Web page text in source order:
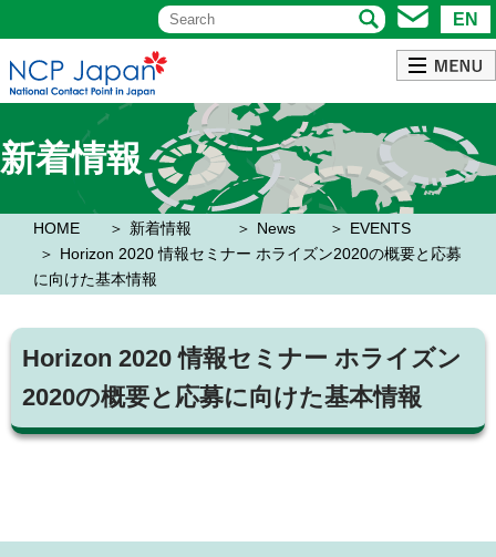
EN
新着情報
HOME 新着情報 News
EVENTS
Horizon 2020 情報セミナー ホライズン2020の概要と応募
に向けた基本情報
Horizon 2020 情報セミナー ホライズン
2020の概要と応募に向けた基本情報